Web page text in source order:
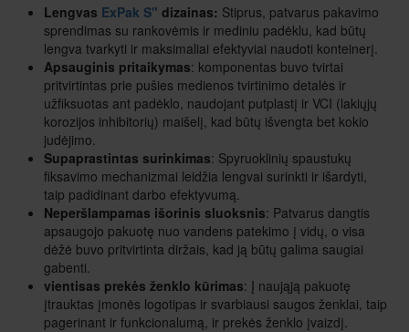
Lengvas ExPak S" dizainas: Stiprus, patvarus pakavimo
sprendimas su rankovėmis ir mediniu padėklu, kad būtų
lengva tvarkyti ir maksimaliai efektyviai naudoti konteinerį.
Apsauginis pritaikymas: komponentas buvo tvirtai
pritvirtintas prie pušies medienos tvirtinimo detalės ir
užfiksuotas ant padėklo, naudojant putplastį ir VCI (lakiųjų
korozijos inhibitorių) maišelį, kad būtų išvengta bet kokio
judėjimo.
Supaprastintas surinkimas: Spyruoklinių spaustukų
fiksavimo mechanizmai leidžia lengvai surinkti ir išardyti,
taip padidinant darbo efektyvumą.
Neperšlampamas išorinis sluoksnis: Patvarus dangtis
apsaugojo pakuotę nuo vandens patekimo į vidų, o visa
dėžė buvo pritvirtinta diržais, kad ją būtų galima saugiai
gabenti.
vientisas prekės ženklo kūrimas: Į naująją pakuotę
įtrauktas įmonės logotipas ir svarbiausi saugos ženklai, taip
pagerinant ir funkcionalumą, ir prekės ženklo įvaizdį.